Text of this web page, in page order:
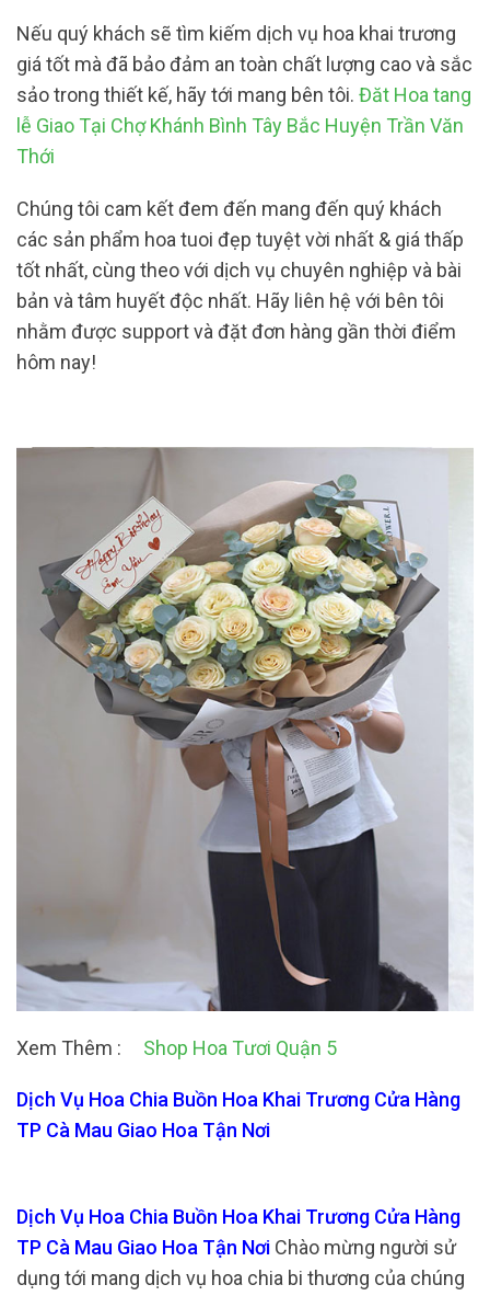
Nếu quý khách sẽ tìm kiếm dịch vụ hoa khai trương
giá tốt mà đã bảo đảm an toàn chất lượng cao và sắc
sảo trong thiết kế, hãy tới mang bên tôi. Đăt Hoa tang
lễ Giao Tại Chợ Khánh Bình Tây Bắc Huyện Trần Văn
Thới
Chúng tôi cam kết đem đến mang đến quý khách
các sản phẩm hoa tuoi đẹp tuyệt vời nhất & giá thấp
tốt nhất, cùng theo với dịch vụ chuyên nghiệp và bài
bản và tâm huyết độc nhất. Hãy liên hệ với bên tôi
nhằm được support và đặt đơn hàng gần thời điểm
hôm nay!
Xem Thêm : Shop Hoa Tươi Quận 5
Dịch Vụ Hoa Chia Buồn Hoa Khai Trương Cửa Hàng
TP Cà Mau Giao Hoa Tận Nơi
Dịch Vụ Hoa Chia Buồn Hoa Khai Trương Cửa Hàng
TP Cà Mau Giao Hoa Tận Nơi Chào mừng người sử
dụng tới mang dịch vụ hoa chia bi thương của chúng